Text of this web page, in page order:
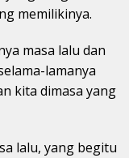
memilikinya.
masa lalu dan
lamanya
kita dimasa yang
lalu, yang begitu